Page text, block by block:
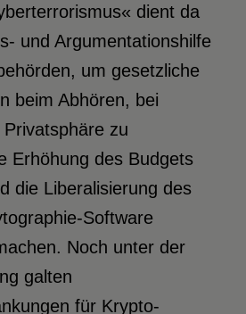
dient da
und Argumentationshilfe
um gesetzliche
beim Abhören, bei
zu
Erhöhung des Budgets
die Liberalisierung des
Software
Noch unter der
galten
für Krypto-